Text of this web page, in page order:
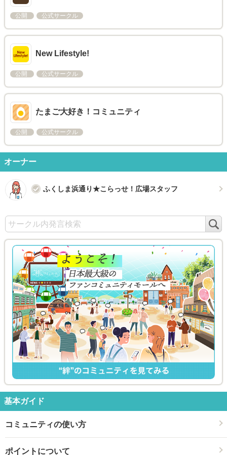
公開 公式サークル
New Lifestyle!
公開 公式サークル
たまご大好き！コミュニティ
公開 公式サークル
オーナー
ふくしま浜通り★こらっせ！広場スタッフ
基本ガイド
コミュニティの使い方
ポイントについて